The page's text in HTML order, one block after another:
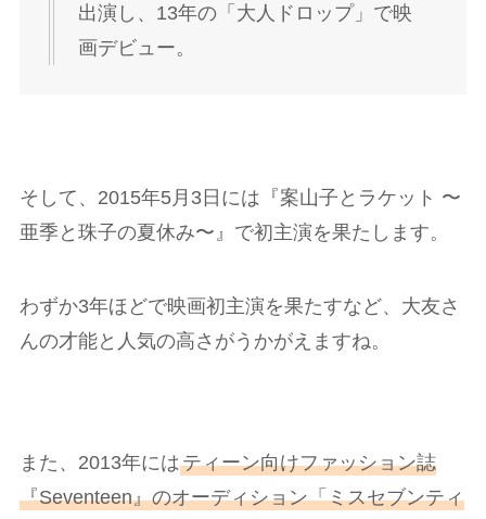
出演し、13年の「大人ドロップ」で映
画デビュー。
そして、2015年5月3日には『案山子とラケット 〜
亜季と珠子の夏休み〜』で初主演を果たします。
わずか3年ほどで映画初主演を果たすなど、大友さ
んの才能と人気の高さがうかがえますね。
また、2013年にはティーン向けファッション誌
『Seventeen』のオーディション「ミスセブンティ